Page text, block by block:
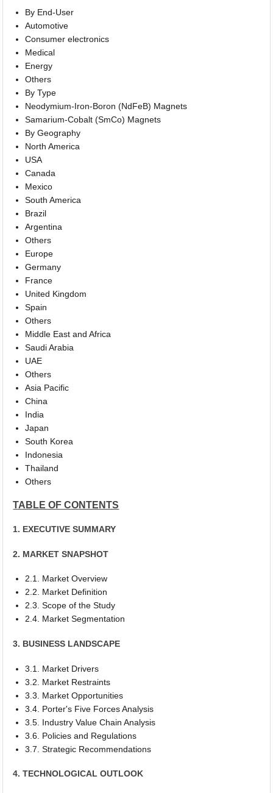
By End-User
Automotive
Consumer electronics
Medical
Energy
Others
By Type
Neodymium-Iron-Boron (NdFeB) Magnets
Samarium-Cobalt (SmCo) Magnets
By Geography
North America
USA
Canada
Mexico
South America
Brazil
Argentina
Others
Europe
Germany
France
United Kingdom
Spain
Others
Middle East and Africa
Saudi Arabia
UAE
Others
Asia Pacific
China
India
Japan
South Korea
Indonesia
Thailand
Others
TABLE OF CONTENTS
1. EXECUTIVE SUMMARY
2. MARKET SNAPSHOT
2.1. Market Overview
2.2. Market Definition
2.3. Scope of the Study
2.4. Market Segmentation
3. BUSINESS LANDSCAPE
3.1. Market Drivers
3.2. Market Restraints
3.3. Market Opportunities
3.4. Porter's Five Forces Analysis
3.5. Industry Value Chain Analysis
3.6. Policies and Regulations
3.7. Strategic Recommendations
4. TECHNOLOGICAL OUTLOOK